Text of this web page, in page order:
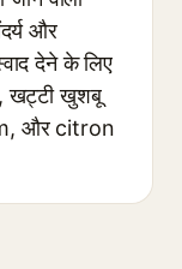
और
देने के लिए
खट्टी खुशबू
और citron